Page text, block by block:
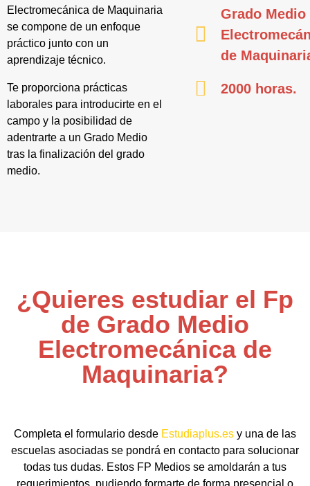
Electromecánica de Maquinaria
se compone de un enfoque
práctico junto con un
aprendizaje técnico.
Te proporciona prácticas
laborales para introducirte en el
campo y la posibilidad de
adentrarte a un Grado Medio
tras la finalización del grado
medio.
Grado Medio
de
2000 horas.
¿Quieres estudiar el Fp
de Grado Medio
Electromecánica de
Maquinaria?
Completa el formulario desde Estudiaplus.es y una de las
escuelas asociadas se pondrá en contacto para solucionar
todas tus dudas. Estos FP Medios se amoldarán a tus
requerimientos, pudiendo formarte de forma presencial o